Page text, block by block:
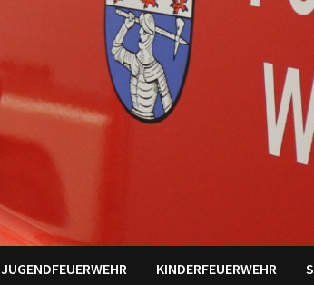
JUGENDFEUERWEHR KINDERFEUERWEHR